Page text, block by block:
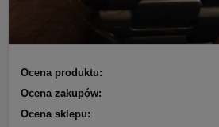
Ocena produktu:
Ocena zakupów:
Ocena sklepu: